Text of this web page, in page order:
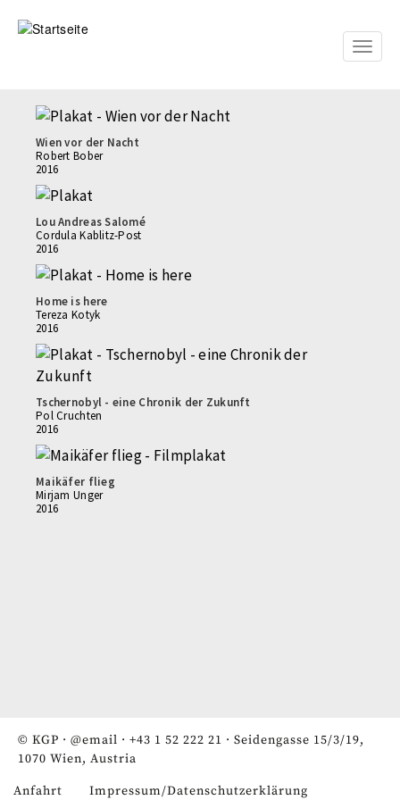
zum
Toggle
Wien vor der Nacht
Robert Bober
2016
Lou Andreas Salomé
Cordula Kablitz-Post
2016
Home is here
Tereza Kotyk
2016
Tschernobyl - eine Chronik der Zukunft
Pol Cruchten
2016
Maikäfer flieg
Mirjam Unger
2016
© KGP · @email · +43 1 52 222 21 · Seidengasse 15/3/19,
1070 Wien, Austria
Anfahrt Impressum/Datenschutzerklärung